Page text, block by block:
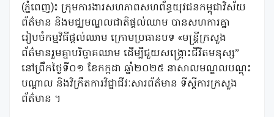
(ភ្នំពេញ)៖ ក្រុមការងារសហភាពសហព័ន្ធយុវជនកម្ពុជាវិស័យ
ព័ត៌មាន និងមជ្ឈមណ្ឌលជាតិផ្តល់ឈាម បានសហការគ្នា
រៀបចំកម្មវិធីផ្ដល់ឈាម ក្រោមប្រធានបទ «មន្ត្រីក្រសួង
ព័ត៌មានរួមគ្នាបរិច្ចាគឈាម ដើម្បីជួយសង្គ្រោះជីវិតមនុស្ស”
នៅព្រឹកថ្ងៃទី០១ ខែកក្កដា ឆ្នាំ២០២៥ នាសាលមណ្ឌលបណ្តុះ
បណ្តាល និងវិក្រឹតការវិជ្ជាជីវៈសារព័ត៌មាន ទីស្តីការក្រសួង
ព័ត៌មាន ។